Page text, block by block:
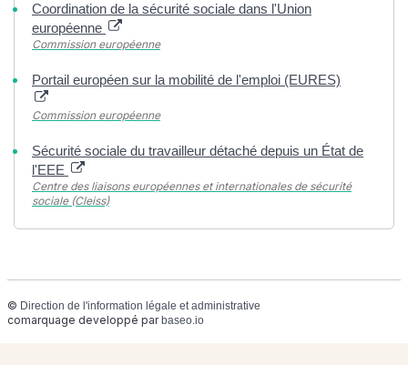
Coordination de la sécurité sociale dans l'Union
européenne
Commission européenne
Portail européen sur la mobilité de l'emploi (EURES)
Commission européenne
Sécurité sociale du travailleur détaché depuis un État de
l'EEE
Centre des liaisons européennes et internationales de sécurité
sociale (Cleiss)
© Direction de l'information légale et administrative
comarquage developpé parbaseo.io